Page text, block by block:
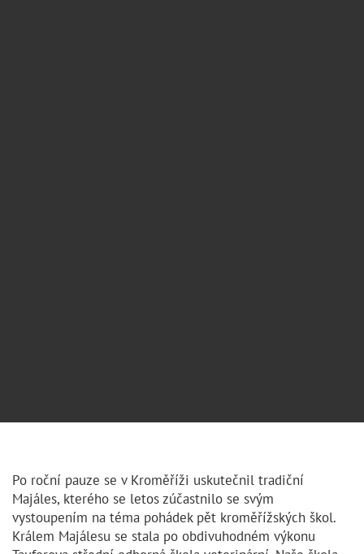
Po roční pauze se v Kroměříži uskutečnil tradiční
Majáles, kterého se letos zúčastnilo se svým
vystoupením na téma pohádek pět kroměřížských škol.
Králem Majálesu se stala po obdivuhodném výkonu